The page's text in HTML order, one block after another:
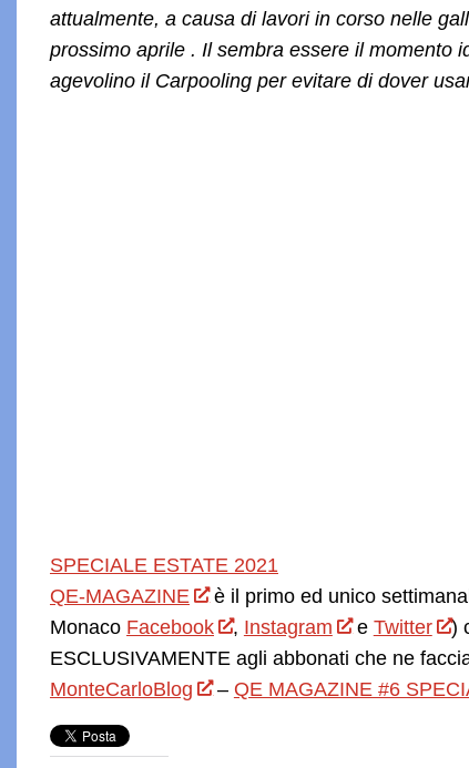
attualmente, a causa di lavori in corso nelle
prossimo aprile . Il sembra essere il momento
agevolino il Carpooling per evitare di dover
SPECIALE ESTATE 2021
QE-MAGAZINE
è il primo ed unico
Monaco Facebook , Instagram e Twitter
)
ESCLUSIVAMENTE agli abbonati che ne
MonteCarloBlog
– QE MAGAZINE #6